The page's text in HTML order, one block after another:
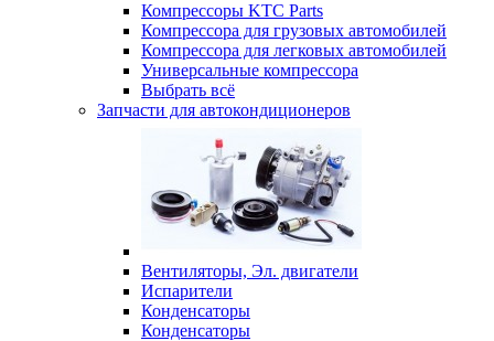
Компрессоры KTC Parts
Компрессора для грузовых автомобилей
Компрессора для легковых автомобилей
Универсальные компрессора
Выбрать всё
Запчасти для автокондиционеров
Вентиляторы, Эл. двигатели
Испарители
Конденсаторы
Конденсаторы